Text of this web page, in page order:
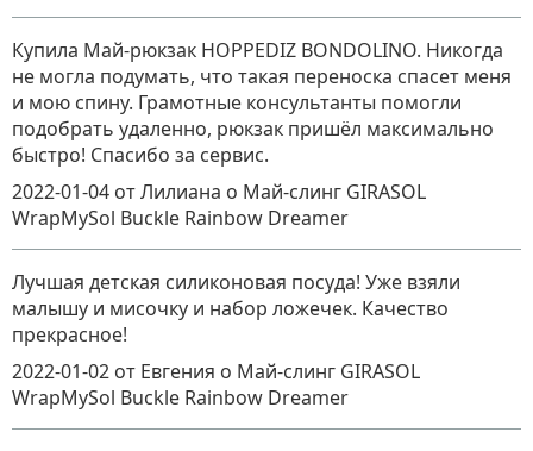
Купила Май-рюкзак HOPPEDIZ BONDOLINO. Никогда
не могла подумать, что такая переноска спасет меня
и мою спину. Грамотные консультанты помогли
подобрать удаленно, рюкзак пришёл максимально
быстро! Спасибо за сервис.
2022-01-04 от Лилиана о Май-слинг GIRASOL
WrapMySol Buckle Rainbow Dreamer
Лучшая детская силиконовая посуда! Уже взяли
малышу и мисочку и набор ложечек. Качество
прекрасное!
2022-01-02 от Евгения о Май-слинг GIRASOL
WrapMySol Buckle Rainbow Dreamer